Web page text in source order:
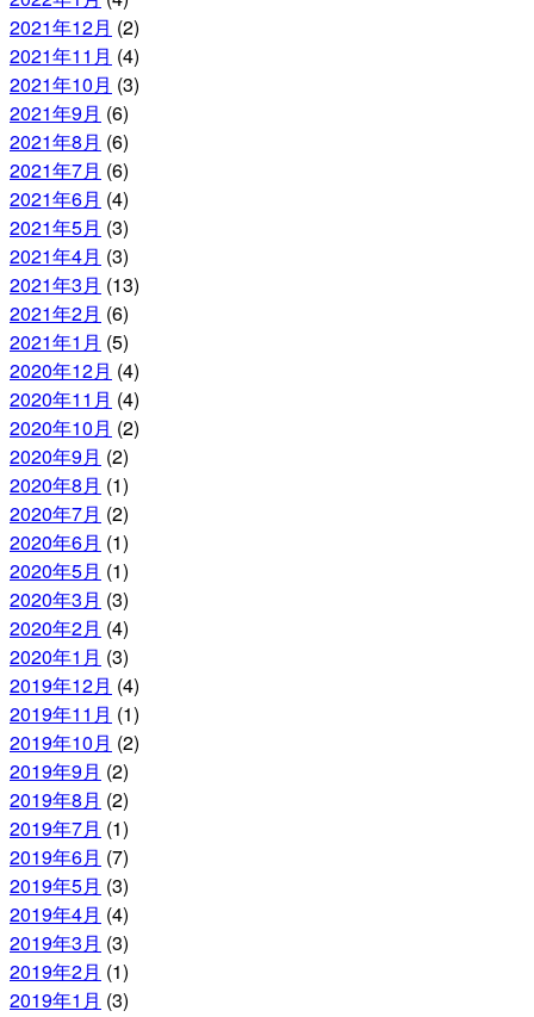
2021年12月 (2)
2021年11月 (4)
2021年10月 (3)
2021年9月 (6)
2021年8月 (6)
2021年7月 (6)
2021年6月 (4)
2021年5月 (3)
2021年4月 (3)
2021年3月 (13)
2021年2月 (6)
2021年1月 (5)
2020年12月 (4)
2020年11月 (4)
2020年10月 (2)
2020年9月 (2)
2020年8月 (1)
2020年7月 (2)
2020年6月 (1)
2020年5月 (1)
2020年3月 (3)
2020年2月 (4)
2020年1月 (3)
2019年12月 (4)
2019年11月 (1)
2019年10月 (2)
2019年9月 (2)
2019年8月 (2)
2019年7月 (1)
2019年6月 (7)
2019年5月 (3)
2019年4月 (4)
2019年3月 (3)
2019年2月 (1)
2019年1月 (3)